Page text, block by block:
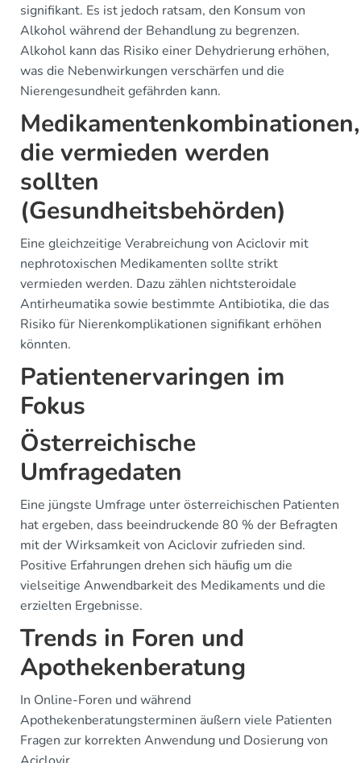
signifikant. Es ist jedoch ratsam, den Konsum von
Alkohol während der Behandlung zu begrenzen.
Alkohol kann das Risiko einer Dehydrierung erhöhen,
was die Nebenwirkungen verschärfen und die
Nierengesundheit gefährden kann.
Medikamentenkombinationen,
die vermieden werden
sollten
(Gesundheitsbehörden)
Eine gleichzeitige Verabreichung von Aciclovir mit
nephrotoxischen Medikamenten sollte strikt
vermieden werden. Dazu zählen nichtsteroidale
Antirheumatika sowie bestimmte Antibiotika, die das
Risiko für Nierenkomplikationen signifikant erhöhen
könnten.
Patientenervaringen im
Fokus
Österreichische
Umfragedaten
Eine jüngste Umfrage unter österreichischen Patienten
hat ergeben, dass beeindruckende 80 % der Befragten
mit der Wirksamkeit von Aciclovir zufrieden sind.
Positive Erfahrungen drehen sich häufig um die
vielseitige Anwendbarkeit des Medikaments und die
erzielten Ergebnisse.
Trends in Foren und
Apothekenberatung
In Online-Foren und während
Apothekenberatungsterminen äußern viele Patienten
Fragen zur korrekten Anwendung und Dosierung von